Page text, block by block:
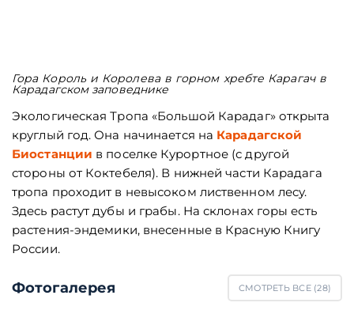
Гора Король и Королева в горном хребте Карагач в
Карадагском заповеднике
Экологическая Тропа «Большой Карадаг» открыта
круглый год. Она начинается на Карадагской
Биостанции в поселке Курортное (с другой
стороны от Коктебеля). В нижней части Карадага
тропа проходит в невысоком лиственном лесу.
Здесь растут дубы и грабы. На склонах горы есть
растения-эндемики, внесенные в Красную Книгу
России.
Фотогалерея СМОТРЕТЬ ВСЕ (28)